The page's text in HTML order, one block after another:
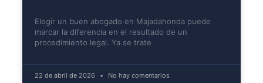
Elegir un buen abogado en Majadahonda puede
marcar la diferencia en el resultado de un
procedimiento legal. Ya se trate
22 de abril de 2026 No hay comentarios